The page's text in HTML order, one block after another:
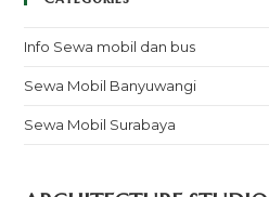
Info Sewa mobil dan bus
Sewa Mobil Banyuwangi
Sewa Mobil Surabaya